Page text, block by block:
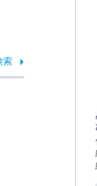
索